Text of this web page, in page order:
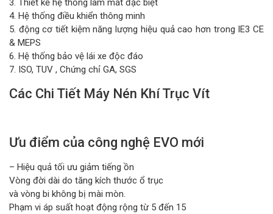
3. Thiết kế hệ thống làm mát đặc biệt
4. Hệ thống điều khiển thông minh
5. động cơ tiết kiệm năng lượng hiệu quả cao hơn trong IE3 CE
& MEPS
6. Hệ thống bảo vệ lái xe độc ​​đáo
7. ISO, TUV , Chứng chỉ GA, SGS
Các Chi Tiết Máy Nén Khí Trục Vít
Ưu điểm của công nghệ EVO mới
– Hiệu quả tối ưu giảm tiếng ồn
Vòng đời dài do tăng kích thước ổ trục
và vòng bi không bị mài mòn.
Phạm vi áp suất hoạt động rộng từ 5 đến 15